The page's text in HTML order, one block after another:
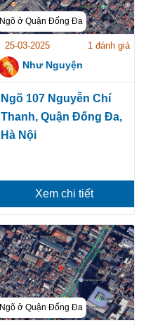
Ngõ ở Quận Đống Đa
25-03-2025 1 đánh giá
Như Nguyện
Ngõ 107 Nguyễn Chí
Thanh, Quận Đống Đa,
Hà Nội
Xem chi tiết
Ngõ ở Quận Đống Đa